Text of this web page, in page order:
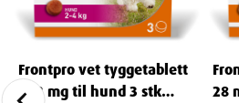
Frontpro vet tyggetablett
11,3 mg til hund 3 stk
28